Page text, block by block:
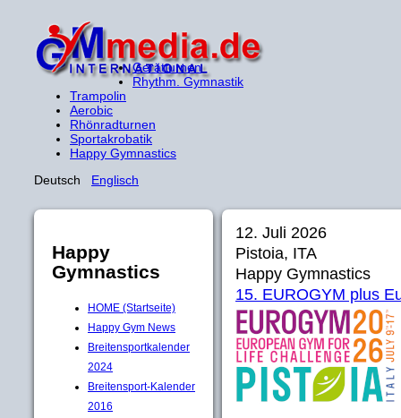
Gerätturnen
Rhythm. Gymnastik
Trampolin
Aerobic
Rhönradturnen
Sportakrobatik
Happy Gymnastics
Deutsch Englisch
Happy
Gymnastics
HOME (Startseite)
Happy Gym News
Breitensportkalender
2024
Breitensport-Kalender
2016
12. Juli 2026
Pistoia, ITA
Happy Gymnastics
15. EUROGYM plus